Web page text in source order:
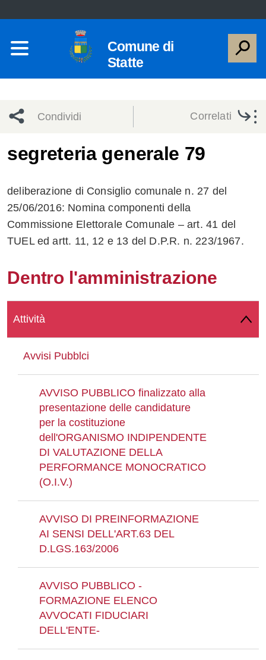
Comune di
Statte
Condividi
network
Condividi
Condividi
Facebook
su
Twitter
Condividi
su
Condividi
Whatsapp
Correlati
segreteria generale 79
deliberazione di Consiglio comunale n. 27 del
25/06/2016: Nomina componenti della
Commissione Elettorale Comunale – art. 41 del
TUEL ed artt. 11, 12 e 13 del D.P.R. n. 223/1967.
Dentro l'amministrazione
Attività
Avvisi Pubblci
AVVISO PUBBLICO finalizzato alla
presentazione delle candidature
per la costituzione
dell'ORGANISMO INDIPENDENTE
DI VALUTAZIONE DELLA
PERFORMANCE MONOCRATICO
(O.I.V.)
AVVISO DI PREINFORMAZIONE
AI SENSI DELL'ART.63 DEL
D.LGS.163/2006
AVVISO PUBBLICO -
FORMAZIONE ELENCO
AVVOCATI FIDUCIARI
DELL'ENTE-